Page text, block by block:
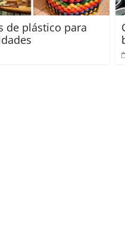
de plástico para